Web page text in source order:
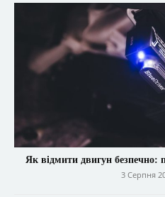
Як відмити двигун безпечно:
3 Серпня